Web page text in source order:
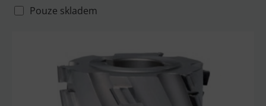
Pouze skladem